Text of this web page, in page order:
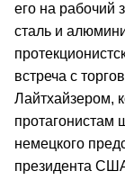
его на рабочий
сталь и
встреча с
Лайтхайзером,
протагонистам
немецкого
президента